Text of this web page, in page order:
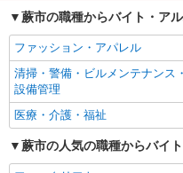
未経験歓迎
エルダー（50代～）活躍中
ボーナス・賞与あり
週2～3日勤務OK
扶養内勤務OK
社会保険あり
同じ職種から求人を探す
蕨市の職種からバイト・ア
ファッション・アパレル
清掃・警備・ビルメンテナンス・
設備管理
医療・介護・福祉
蕨市の人気の職種からバイ